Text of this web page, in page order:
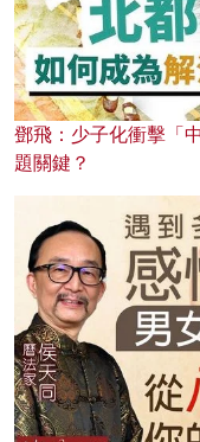
鄧飛：少子化衝擊「
題關鍵？